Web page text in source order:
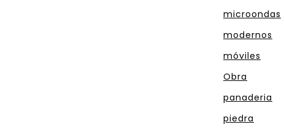
microondas
modernos
móviles
Obra
panaderia
piedra